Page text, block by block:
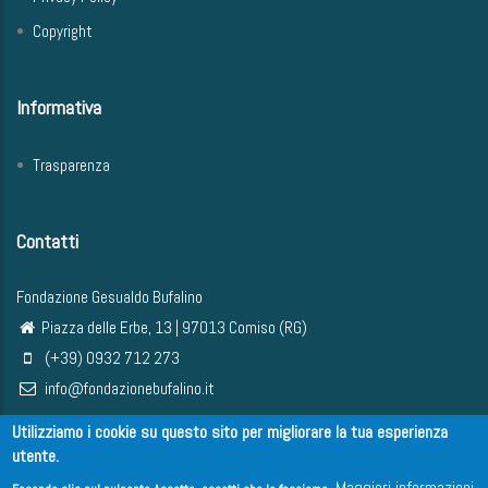
Copyright
Informativa
Trasparenza
Contatti
Fondazione Gesualdo Bufalino
Piazza delle Erbe, 13 | 97013 Comiso (RG)
(+39) 0932 712 273
info@fondazionebufalino.it
Utilizziamo i cookie su questo sito per migliorare la tua esperienza
utente.